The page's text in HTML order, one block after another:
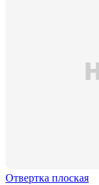
Отвертка плоская